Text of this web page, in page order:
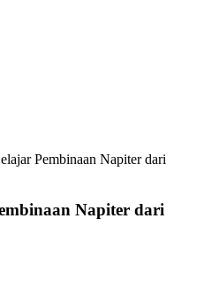
Pembinaan Napiter dari
Napiter dari